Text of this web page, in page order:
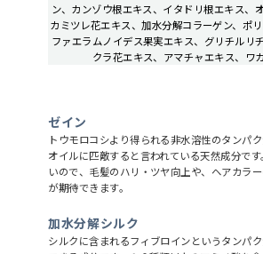
ン、カンゾウ根エキス、イタドリ根エキス、
カミツレ花エキス、加水分解コラーゲン、ポ
ファエラムノイデス果実エキス、グリチルリ
クラ花エキス、アマチャエキス、ワ
ゼイン
トウモロコシより得られる非水溶性のタンパ
オイルに匹敵すると言われている天然成分で
いので、毛髪のハリ・ツヤ向上や、ヘアカラ
が期待できます。
加水分解シルク
シルクに含まれるフィブロインというタンパ